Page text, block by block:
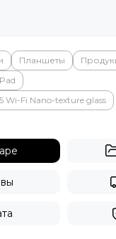
Планшеты
Wi-Fi Nano-texture glass